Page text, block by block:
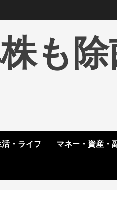
も
・ライフ マネー・資産・